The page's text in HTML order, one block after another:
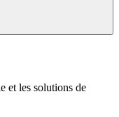
et les solutions de